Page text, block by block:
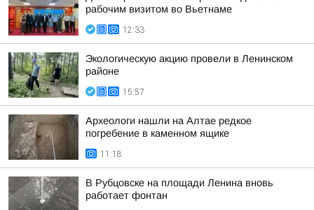
рабочим визитом во Вьетнаме
12:33
Экологическую акцию провели в Ленинском
районе
15:57
Археологи нашли на Алтае редкое
погребение в каменном ящике
11:18
В Рубцовске на площади Ленина вновь
работает фонтан